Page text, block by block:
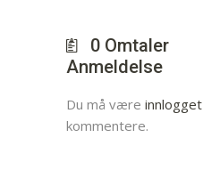
0 Omtaler
Anmeldelse
Du må være innlogget
kommentere.